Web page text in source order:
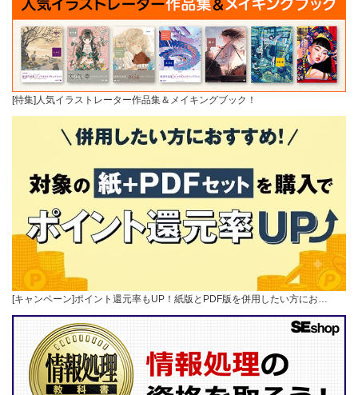
[特集]人気イラストレーター作品集＆メイキングブック！
[キャンペーン]ポイント還元率もUP！紙版とPDF版を併用したい方にお…